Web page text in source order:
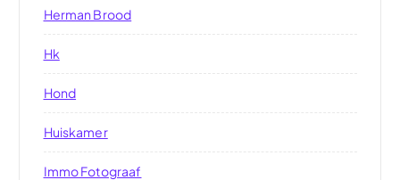
Herman Brood
Hk
Hond
Huiskamer
Immo Fotograaf